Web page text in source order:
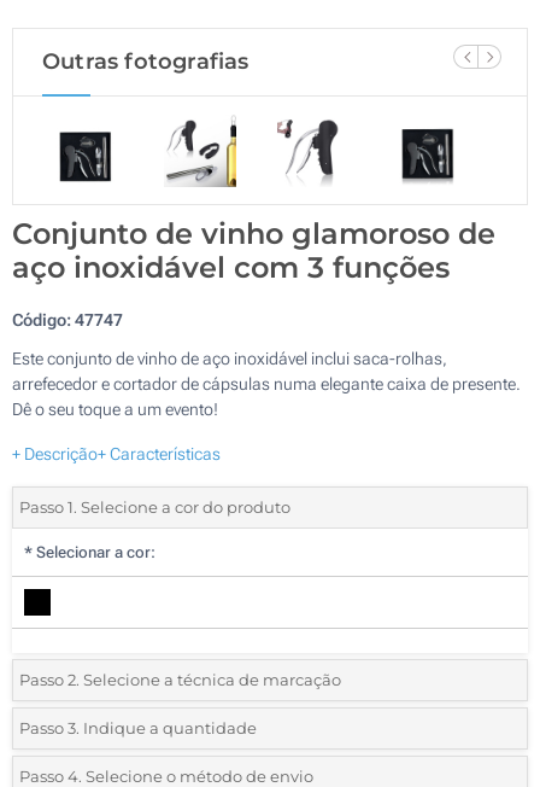
Outras fotografias
Conjunto de vinho glamoroso de
aço inoxidável com 3 funções
Código:47747
Este conjunto de vinho de aço inoxidável inclui saca-rolhas,
arrefecedor e cortador de cápsulas numa elegante caixa de presente.
Dê o seu toque a um evento!
+ Descrição+ Características
Passo 1. Selecione a cor do produto
* Selecionar a cor:
Passo 2. Selecione a técnica de marcação
*Selecione o tipo de marcação e as cores do logotipo:
1 Cor (Num lado)
Passo 3. Indique a quantidade
*Quantidade mínima:5
Passo 4. Selecione o método de envio